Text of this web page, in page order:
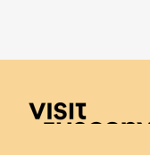
Visit Tuscany